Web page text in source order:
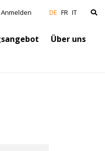
Anmelden DE FR IT
Über uns